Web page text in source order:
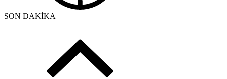
SON DAKİKA